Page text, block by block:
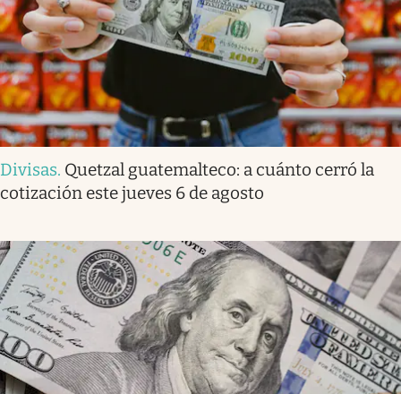
Divisas. Quetzal guatemalteco: a cuánto cerró la
cotización este jueves 6 de agosto